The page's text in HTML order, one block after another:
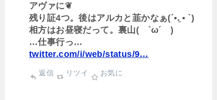
アヴァに❦
残り証4つ。後はアルカと韮かなぁ(´•.̫ • `)
相方はお昼寝だって。裏山( `ω´ )
…仕事行っ…
twitter.com/i/web/status/9…
返信 リツイ お気に